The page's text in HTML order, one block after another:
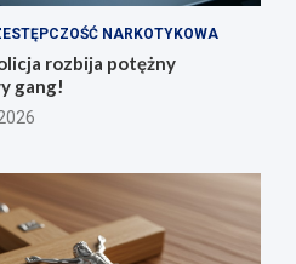
NARKOTYKOWA
rozbija potężny
gang!